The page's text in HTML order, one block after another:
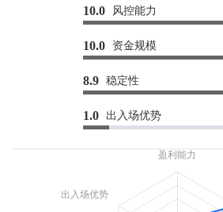
10.0 风控能力
10.0 资金规模
8.9 稳定性
1.0 出入场优势